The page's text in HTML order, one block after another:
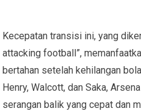
Kecepatan transisi ini, yang
attacking football”,
bertahan setelah kehilangan
Henry, Walcott, dan Saka,
serangan balik yang cepat dan